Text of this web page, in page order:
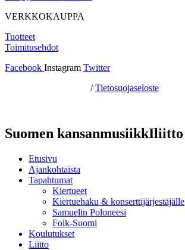
VERKKOKAUPPA
Tuotteet
Toimitusehdot
Facebook Instagram Twitter
/Tietosuojaseloste
Suomen kansanmusiikkIliitto
Etusivu
Ajankohtaista
Tapahtumat
Kiertueet
Kiertuehaku & konserttijärjestäjälle
Samuelin Poloneesi
Folk-Suomi
Koulutukset
Liitto